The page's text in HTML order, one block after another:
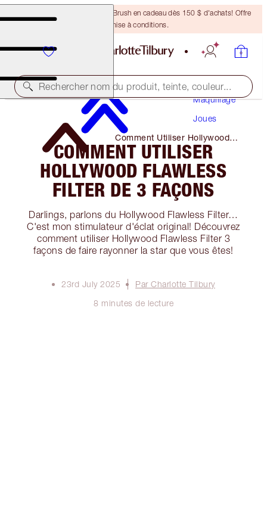
Recevez un pinceau Bronzing Brush en cadeau dès 150 $ d'achats! Offre
soumise à conditions.
Rechercher nom du produit, teinte, couleur...
Maquillage
Joues
Comment Utiliser Hollywood
Flawless Filter De 3 Façons
COMMENT UTILISER
HOLLYWOOD FLAWLESS
FILTER DE 3 FAÇONS
Darlings, parlons du Hollywood Flawless Filter…
C'est mon stimulateur d'éclat original! Découvrez
comment utiliser Hollywood Flawless Filter 3
façons de faire rayonner la star que vous êtes!
23rd July 2025
Par Charlotte Tilbury
8 minutes de lecture